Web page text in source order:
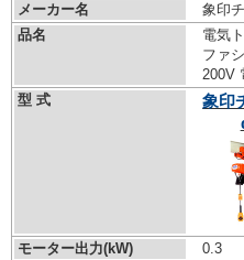
メーカー名
象印
品名
電気
ファ
200V
型 式
象印
モーター出力(kW)
0.3